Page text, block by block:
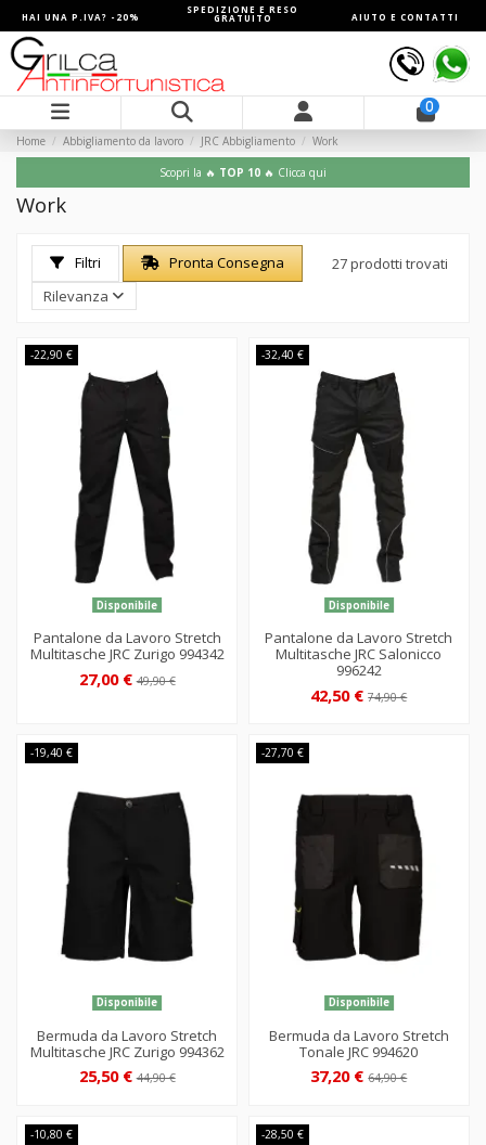
HAI UNA P.IVA? -20%
SPEDIZIONE E RESO
GRATUITO AIUTO E CONTATTI
0
Home Abbigliamento da lavoro JRC Abbigliamento Work
Scopri la 🔥 TOP 10 🔥 Clicca qui
Work
Filtri Pronta Consegna
27 prodotti trovati
Rilevanza
-22,90 €
Disponibile
Pantalone da Lavoro Stretch
Multitasche JRC Zurigo 994342
27,00 €49,90 €
-32,40 €
Disponibile
Pantalone da Lavoro Stretch
Multitasche JRC Salonicco
996242
42,50 €74,90 €
-19,40 €
Disponibile
Bermuda da Lavoro Stretch
Multitasche JRC Zurigo 994362
25,50 €44,90 €
-27,70 €
Disponibile
Bermuda da Lavoro Stretch
Tonale JRC 994620
37,20 €64,90 €
-10,80 € -28,50 €